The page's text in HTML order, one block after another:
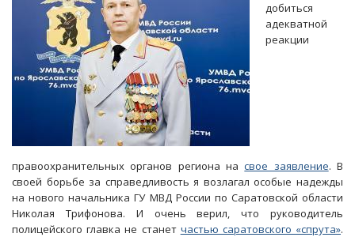
добиться
адекватной
реакции
правоохранительных органов региона насвое заявление. В
своей борьбе за справедливость я возлагал особые надежды
на нового начальника ГУ МВД России по Саратовской области
Николая Трифонова. И очень верил, что руководитель
полицейского главка не станет частью саратовского «спрута».